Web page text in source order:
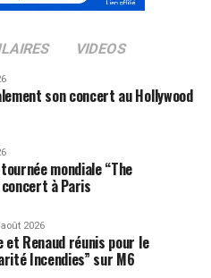
VIDEOS
son concert au Hollywood
mondiale “The
à Paris
août 2026
et Renaud réunis pour le
Incendies” sur M6